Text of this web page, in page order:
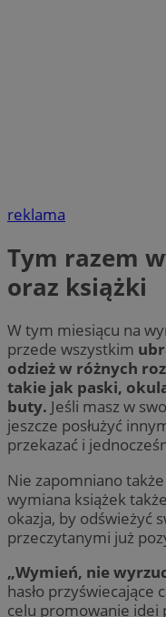
reklama
Tym razem
oraz książki
W tym miesiącu na
przede wszystkim
odzież w różnych
takie jak paski,
buty. Jeśli masz w
jeszcze posłużyć
przekazać i
Nie zapomniano
wymiana książek
okazja, by odświeżyć
przeczytanymi już
„Wymień, nie
hasło przyświecające
celu promowanie idei